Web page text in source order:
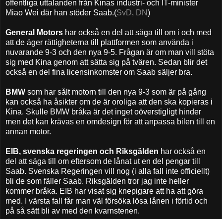
offentliga uttalanden från Kinas industri- och IT-minister
Miao Wei där han stöder Saab.(SvD, DN)
General Motors har också en del att säga till om i och med
att de äger rättigheterna till plattformen som använda i
nuvarande 9-3 och den nya 9-5. Frågan är om man vill stöta
sig med Kina genom att sätta sig på tvären. Sedan blir det
också en del fina licensinkomster om Saab säljer bra.
BMW som har sålt motorn till den nya 9-3 som är på gång
kan också ha åsikter om de är oroliga att den ska kopieras i
Kina. Skulle BMW bråka är det inget oöverstigligt hinder
men det kan krävas en omdesign för att anpassa bilen till en
annan motor.
EIB, svenska regeringen och Riksgälden har också en
del att säga till om eftersom de lånat ut en del pengar till
Saab. Svenska Regeringen vill nog (i alla fall inte officiellt)
bli de som fäller Saab. Riksgälden tror jag inte heller
kommer bråka. EIB har visat sig knepigare att ha att göra
med. I värsta fall får man väl försöka lösa lånen i förtid och
på så sätt bli av med den kvarnstenen.